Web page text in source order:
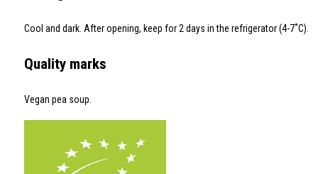
Cool and dark. After opening, keep for 2 days in the refrigerator (4-7˚C).
Quality marks
Vegan pea soup.